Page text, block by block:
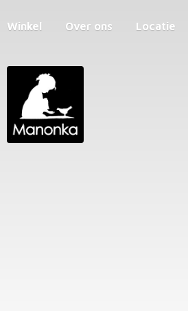
Winkel Over ons Locatie